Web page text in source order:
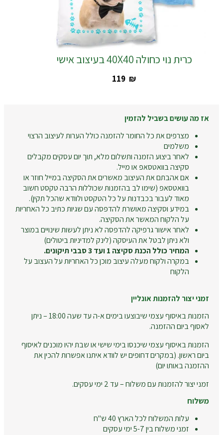
כרית נוי כחולה 40X40 בעיצוב אישי
‎119 ₪
אז מה עושים בשביל להזמין
מצרפים את כל החומר להזמנה כולל הערות לעיצוב הרצוי
משלמים
לאחר ביצוע הזמנה ותשלום מלא, תוך יום עסקים מקבלים
סקיצה בוואטסאפ או מייל.
אם אהבתם את העיצוב מאשרים את הסקיצה במייל חוזר או
בוואטסאפ (שימו לב בהזמנות שכוללות הרבה טקסט חשוב
מאוד לעבור בכבדנות על כל הטקסט ולוודא שהכל תקין).
במידע וסקיצה מאושרת להדפסה עם שגיות כתיב כל האחריות
על הלקוח המאשר את הסקיצה.
לאחר אישור גרפיקה להדפסה לא ניתן לעשות שינויים במוצר
ולא ניתן לבטל את העיסקה (לינק למדיניות ביטולים)
המחיר כולל הכנת סקיצה 1 ועד 3 סבבי תיקונים.
במקרה ולקוח מעלה עיצוב מוכן כל האחריות על העצוב על
הלקוח
זמני יצור להזמנות אונליין
הזמנות באיסוף עצמי שיבוצעו בימים א-ה עד שעה 18:00 – ניתן
לאסוף ביום ההזמנה.
הזמנות באיסוף עצמי שיכנסו בימי שישי או שבת יהיו מוכנים לאיסוף
ביום ראשון. (במקרים דחופים יש לוודא איתנו אפשרות להכין את
ההזמנה באותו יום)
זמני יצור להזמנות עם משלוח – עד 2 ימי עסקים.
משלוח
עלות המשלוח לכל הארץ 40 ש"ח
זמני משלוח בין 5-7 ימי עסקים